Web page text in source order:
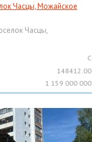
Часцы, Можайское
Часцы,
C
148412.00
1 159 000 000